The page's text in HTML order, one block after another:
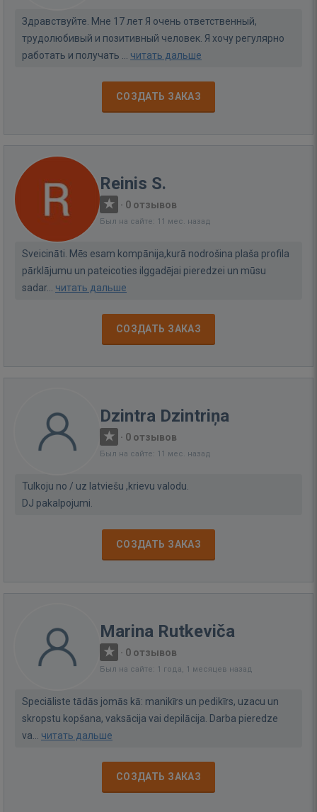
Здравствуйте. Мне 17 лет Я очень ответственный,
трудолюбивый и позитивный человек. Я хочу регулярно
работать и получать ... читать дальше
СОЗДАТЬ ЗАКАЗ
Reinis S.
· 0 отзывов
Был на сайте: 11 мес. назад
Sveicināti. Mēs esam kompānija,kurā nodrošina plaša profila
pārklājumu un pateicoties ilggadējai pieredzei un mūsu
sadar... читать дальше
СОЗДАТЬ ЗАКАЗ
Dzintra Dzintriņa
· 0 отзывов
Был на сайте: 11 мес. назад
Tulkoju no / uz latviešu ,krievu valodu.
DJ pakalpojumi.
СОЗДАТЬ ЗАКАЗ
Marina Rutkeviča
· 0 отзывов
Был на сайте: 1 года, 1 месяцев назад
Speciāliste tādās jomās kā: manikīrs un pedikīrs, uzacu un
skropstu kopšana, vaksācija vai depilācija. Darba pieredze
va... читать дальше
СОЗДАТЬ ЗАКАЗ